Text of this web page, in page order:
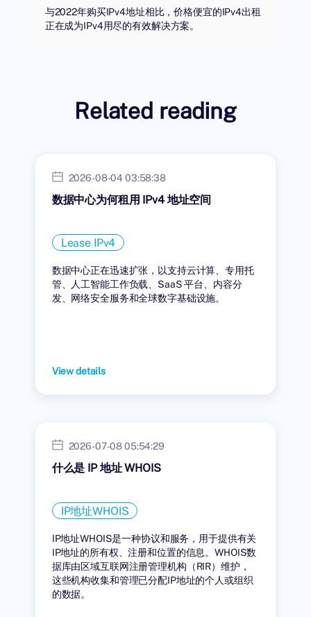
与2022年购买IPv4地址相比，价格便宜的IPv4出租
正在成为IPv4用尽的有效解决方案。
Related reading
2026-08-04 03:58:38
数据中心为何租用 IPv4 地址空间
Lease IPv4
数据中心正在迅速扩张，以支持云计算、专用托
管、人工智能工作负载、SaaS 平台、内容分
发、网络安全服务和全球数字基础设施。
View details
2026-07-08 05:54:29
什么是 IP 地址 WHOIS
IP地址WHOIS
IP地址WHOIS是一种协议和服务，用于提供有关
IP地址的所有权、注册和位置的信息。WHOIS数
据库由区域互联网注册管理机构（RIR）维护，
这些机构收集和管理已分配IP地址的个人或组织
的数据。